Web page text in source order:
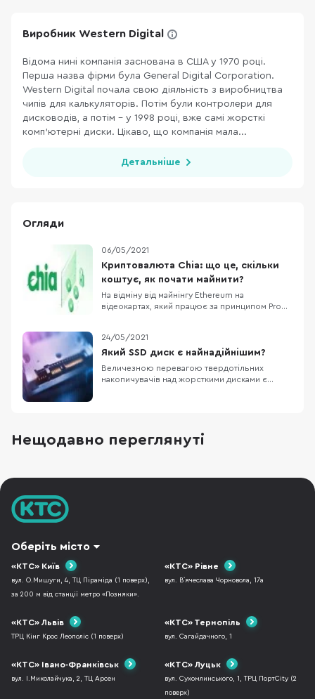
Виробник Western Digital
Відома нині компанія заснована в США у 1970 році.
Перша назва фірми була General Digital Corporation.
Western Digital почала свою діяльність з виробництва
чипів для калькуляторів. Потім були контролери для
дисководів, а потім – у 1998 році, вже самі жорсткі
комп’ютерні диски. Цікаво, що компанія мала...
Детальніше
Огляди
06/05/2021
Криптовалюта Chia: що це, скільки
коштує, як почати майнити?
На відміну від майнінгу Ethereum на
відеокартах, який працює за принципом Proof-
засівання нової, гаряче-обговорюваної
криптовалюти Chia відбувається по схемі
фактором є зарезервоване місце на ди
24/05/2021
Який SSD диск є найнадійнішим?
Величезною перевагою твердотільних
накопичувачів над жорсткими дисками є
вразливості. Які твердотільні накопичувачі в
середньому надійніші
Нещодавно переглянуті
Оберіть місто
«КТС» Київ
вул. О.Мишуги, 4, ТЦ Піраміда (1 поверх),
за 200 м від станції метро «Позняки».
«КТС» Рівне
вул. В`ячеслава Чорновола, 17а
«КТС» Львів
ТРЦ Кінг Крос Леополіс (1 поверх)
«КТС» Тернопіль
вул. Сагайдачного, 1
«КТС» Івано-Франківськ
вул. І.Миколайчука, 2, ТЦ Арсен
«КТС» Луцьк
вул. Сухомлинського, 1, ТРЦ ПортCity (2
поверх)